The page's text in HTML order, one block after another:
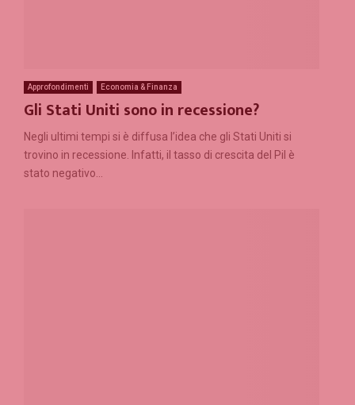
Approfondimenti Economia & Finanza
Gli Stati Uniti sono in recessione?
Negli ultimi tempi si è diffusa l’idea che gli Stati Uniti si
trovino in recessione. Infatti, il tasso di crescita del Pil è
stato negativo...